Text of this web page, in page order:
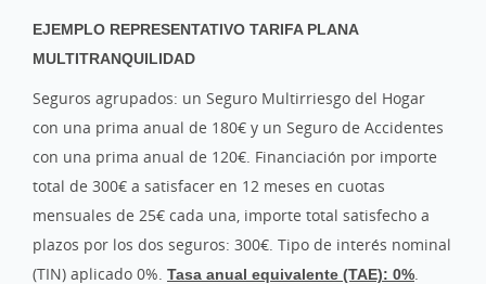
EJEMPLO REPRESENTATIVO TARIFA PLANA
MULTITRANQUILIDAD
Seguros agrupados: un Seguro Multirriesgo del Hogar
con una prima anual de 180€ y un Seguro de Accidentes
con una prima anual de 120€. Financiación por importe
total de 300€ a satisfacer en 12 meses en cuotas
mensuales de 25€ cada una, importe total satisfecho a
plazos por los dos seguros: 300€. Tipo de interés nominal
(TIN) aplicado 0%. Tasa anual equivalente (TAE): 0%.